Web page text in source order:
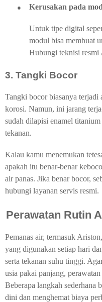
● Kerusakan pada
Untuk tipe digital
modul bisa membuat
Hubungi teknisi resmi
3. Tangki Bocor
Tangki bocor biasanya terjadi
korosi. Namun, ini jarang
sudah dilapisi enamel
tekanan.
Kalau kamu menemukan
apakah itu benar-benar
air panas. Jika benar bocor,
hubungi layanan servis resmi.
Perawatan Rutin
Pemanas air, termasuk
yang digunakan setiap hari
serta tekanan suhu tinggi.
usia pakai panjang,
Beberapa langkah sederhana
dini dan menghemat biaya